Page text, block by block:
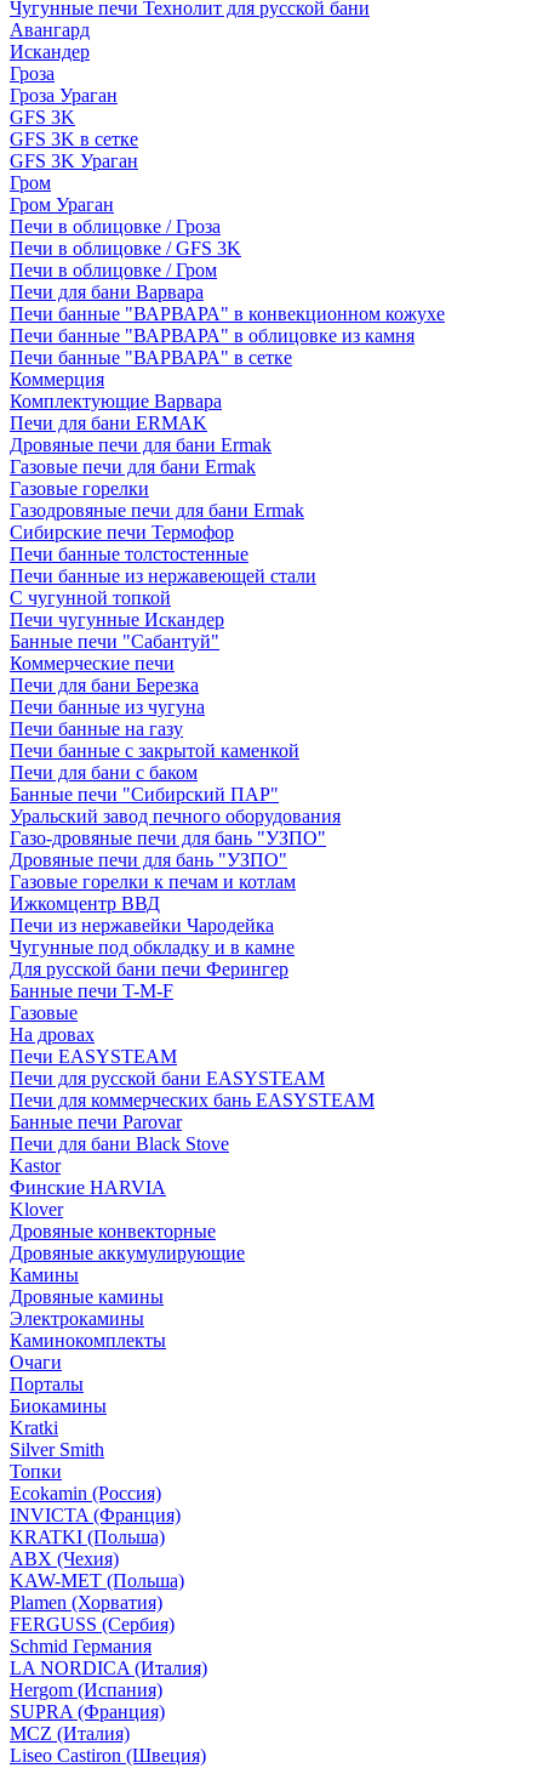
Чугунные печи Технолит для русской бани
Авангард
Искандер
Гроза
Гроза Ураган
GFS 3K
GFS 3K в сетке
GFS 3K Ураган
Гром
Гром Ураган
Печи в облицовке / Гроза
Печи в облицовке / GFS 3K
Печи в облицовке / Гром
Печи для бани Варвара
Печи банные "ВАРВАРА" в конвекционном кожухе
Печи банные "ВАРВАРА" в облицовке из камня
Печи банные "ВАРВАРА" в сетке
Коммерция
Комплектующие Варвара
Печи для бани ERMAK
Дровяные печи для бани Ermak
Газовые печи для бани Ermak
Газовые горелки
Газодровяные печи для бани Ermak
Сибирские печи Термофор
Печи банные толстостенные
Печи банные из нержавеющей стали
С чугунной топкой
Печи чугунные Искандер
Банные печи "Сабантуй"
Коммерческие печи
Печи для бани Березка
Печи банные из чугуна
Печи банные на газу
Печи банные с закрытой каменкой
Печи для бани с баком
Банные печи "Сибирский ПАР"
Уральский завод печного оборудования
Газо-дровяные печи для бань "УЗПО"
Дровяные печи для бань "УЗПО"
Газовые горелки к печам и котлам
Ижкомцентр ВВД
Печи из нержавейки Чародейка
Чугунные под обкладку и в камне
Для русской бани печи Ферингер
Банные печи T-M-F
Газовые
На дровах
Печи EASYSTEAM
Печи для русской бани EASYSTEAM
Печи для коммерческих бань EASYSTEAM
Банные печи Parovar
Печи для бани Black Stove
Kastor
Финские HARVIA
Klover
Дровяные конвекторные
Дровяные аккумулирующие
Камины
Дровяные камины
Электрокамины
Каминокомплекты
Очаги
Порталы
Биокамины
Kratki
Silver Smith
Топки
Ecokamin (Россия)
INVICTA (Франция)
KRATKI (Польша)
ABX (Чехия)
KAW-MET (Польша)
Plamen (Хорватия)
FERGUSS (Сербия)
Schmid Германия
LA NORDICA (Италия)
Hergom (Испания)
SUPRA (Франция)
MCZ (Италия)
Liseo Castiron (Швеция)